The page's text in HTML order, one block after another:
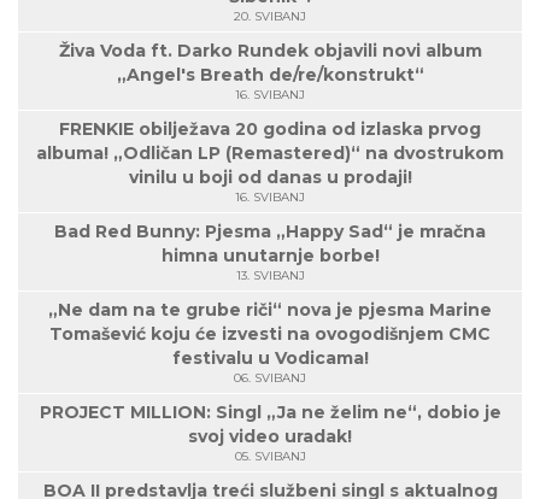
20. SVIBANJ
Živa Voda ft. Darko Rundek objavili novi album
„Angel's Breath de/re/konstrukt“
16. SVIBANJ
FRENKIE obilježava 20 godina od izlaska prvog
albuma! „Odličan LP (Remastered)“ na dvostrukom
vinilu u boji od danas u prodaji!
16. SVIBANJ
Bad Red Bunny: Pjesma „Happy Sad“ je mračna
himna unutarnje borbe!
13. SVIBANJ
„Ne dam na te grube riči“ nova je pjesma Marine
Tomašević koju će izvesti na ovogodišnjem CMC
festivalu u Vodicama!
06. SVIBANJ
PROJECT MILLION: Singl „Ja ne želim ne“, dobio je
svoj video uradak!
05. SVIBANJ
BOA II predstavlja treći službeni singl s aktualnog